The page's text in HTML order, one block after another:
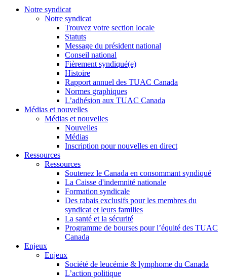
Notre syndicat
Notre syndicat
Trouvez votre section locale
Statuts
Message du président national
Conseil national
Fièrement syndiqué(e)
Histoire
Rapport annuel des TUAC Canada
Normes graphiques
L’adhésion aux TUAC Canada
Médias et nouvelles
Médias et nouvelles
Nouvelles
Médias
Inscription pour nouvelles en direct
Ressources
Ressources
Soutenez le Canada en consommant syndiqué
La Caisse d'indemnité nationale
Formation syndicale
Des rabais exclusifs pour les membres du
syndicat et leurs families
La santé et la sécurité
Programme de bourses pour l’équité des TUAC
Canada
Enjeux
Enjeux
Société de leucémie & lymphome du Canada
L’action politique